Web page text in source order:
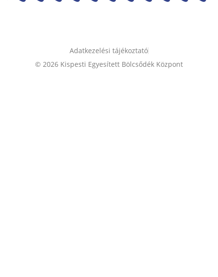
Adatkezelési tájékoztató
© 2026 Kispesti Egyesített Bölcsődék Központ